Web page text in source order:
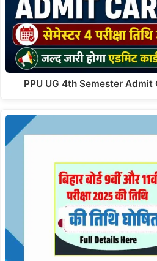
PPU UG 4th Semester